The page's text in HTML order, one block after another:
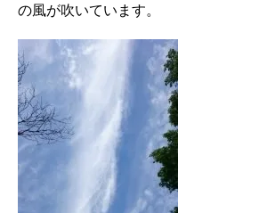
の風が吹いています。